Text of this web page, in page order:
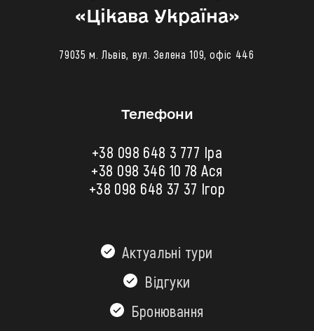
«‎Цікава Україна»
79035 м. Львів, вул. Зелена 109, офіс 446
Телефони
+38 098 648 3 777 Іра
+38 098 346 10 78 Ася
+38 098 648 37 37 Ігор
Актуальні тури
Відгуки
Бронювання